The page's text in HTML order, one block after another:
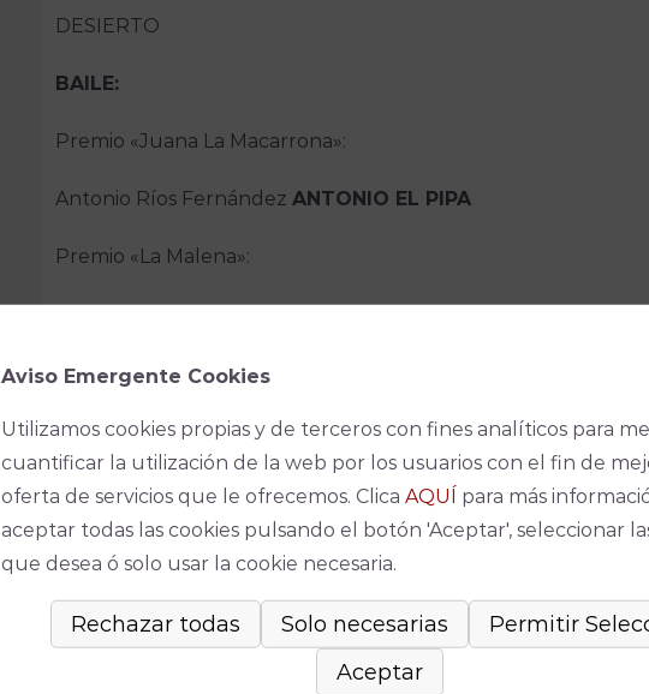
DESIERTO
BAILE:
Premio «Juana La Macarrona»:
Antonio Ríos FernándezANTONIO EL PIPA
Premio «La Malena»:
Premio «Vicente Escudero»:
ISRAEL GALVÁN
Premio «La Mejorana»: «ex-aequo» a
BEATRIZ MARTÍNyANGEL LÓPEZ MUÑOZ
Premio «Encarnación López La Argentinita»:
Aviso Emergente Cookies
Utilizamos cookies propias y de terceros con fines analíticos para
cuantificar la utilización de la web por los usuarios con el fin de
oferta de servicios que le ofrecemos. Clica AQUÍ para más
aceptar todas las cookies pulsando el botón 'Aceptar', seleccionar
que desea ó solo usar la cookie necesaria.